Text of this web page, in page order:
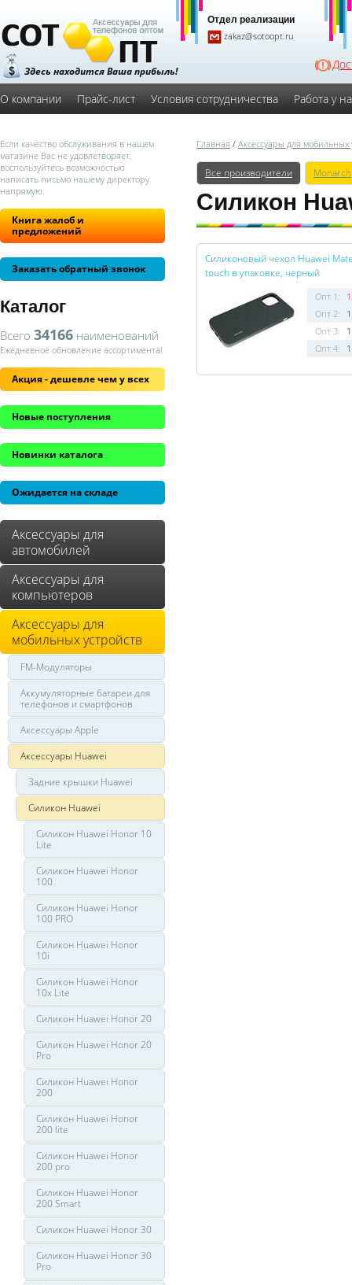
Здесь находится Ваша прибыль!
Отдел реализации
zakaz@sotoopt.ru
О компании Прайс-лист Условия сотрудничества Работа у
Если качество обслуживания в нашем
магазине Вас не удовлетворяет,
воспользуйтесь возможностью
написать письмо нашему директору
напрямую.
Книга жалоб и
предложений
Заказать обратный звонок
Каталог
Всего 34166 наименований
Ежедневное обновление ассортимента!
Акция - дешевле чем у всех
Новые поступления
Новинки каталога
Ожидается на складе
Аксессуары для
автомобилей
Аксессуары для
компьютеров
Аксессуары для
мобильных устройств
FM-Модуляторы
Аккумуляторные батареи для
телефонов и смартфонов
Аксессуары Apple
Аксессуары Huawei
Задние крышки Huawei
Силикон Huawei
Силикон Huawei Honor 10
Lite
Силикон Huawei Honor
100
Силикон Huawei Honor
100 PRO
Силикон Huawei Honor
10i
Силикон Huawei Honor
10x Lite
Силикон Huawei Honor 20
Силикон Huawei Honor 20
Pro
Силикон Huawei Honor
200
Силикон Huawei Honor
200 lite
Силикон Huawei Honor
200 pro
Силикон Huawei Honor
200 Smart
Силикон Huawei Honor 30
Силикон Huawei Honor 30
Pro
Главная / Аксессуары для мобильных
Все производители Monarch
Силикон
Силиконовый чехол Huawei
touch в упаковке, черный
Опт 1:
Опт 2:
Опт 3:
Опт 4: